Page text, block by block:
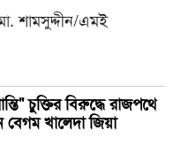
শামসুদ্দীন/এমই
চুক্তির বিরুদ্ধে রাজপথে
খালেদা জিয়া